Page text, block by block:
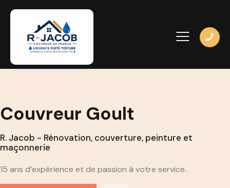
Couvreur Goult
R. Jacob - Rénovation, couverture, peinture et
maçonnerie
15 ans d’expérience et de passion à votre service.